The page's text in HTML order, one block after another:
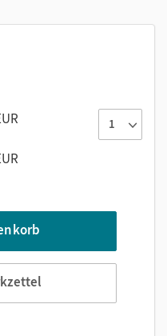
und vielen